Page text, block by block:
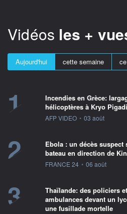
Vidéos les +
Aujourd'hui cette semaine
1
Incendies en Grèce:
hélicoptères à Kryo Pigadi
information fournie par
AFP VIDEO • 03 août
2
Ebola : un décès suspect
bateau en direction de
information fournie par
FRANCE 24 • 06 août
3
Thaïlande: des policiers et
ambulances devant un
une fusillade mortelle